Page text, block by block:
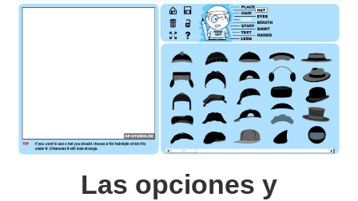
Las opciones y